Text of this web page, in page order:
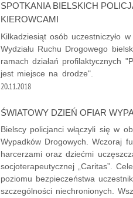
SPOTKANIA BIELSKICH
KIEROWCAMI
Kilkadziesiąt osób uczestniczyło
Wydziału Ruchu Drogowego
ramach działań profilaktycznych
jest miejsce na drodze".
20.11.2018
ŚWIATOWY DZIEŃ OFIAR
Bielscy policjanci włączyli się w
Wypadków Drogowych. Wczoraj
harcerzami oraz dziećmi
socjoterapeutycznej „Caritas”.
poziomu bezpieczeństwa
szczególności niechronionych.